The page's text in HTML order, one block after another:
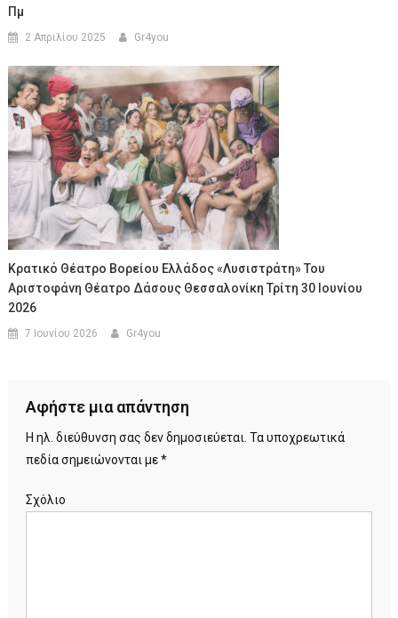
Πμ
2 Απριλίου 2025 Gr4you
Κρατικό Θέατρο Βορείου Ελλάδος «Λυσιστράτη» Του
Αριστοφάνη Θέατρο Δάσους Θεσσαλονίκη Τρίτη 30 Ιουνίου
2026
7 Ιουνίου 2026 Gr4you
Αφήστε μια απάντηση
Η ηλ. διεύθυνση σας δεν δημοσιεύεται. Τα υποχρεωτικά
πεδία σημειώνονται με*
Σχόλιο